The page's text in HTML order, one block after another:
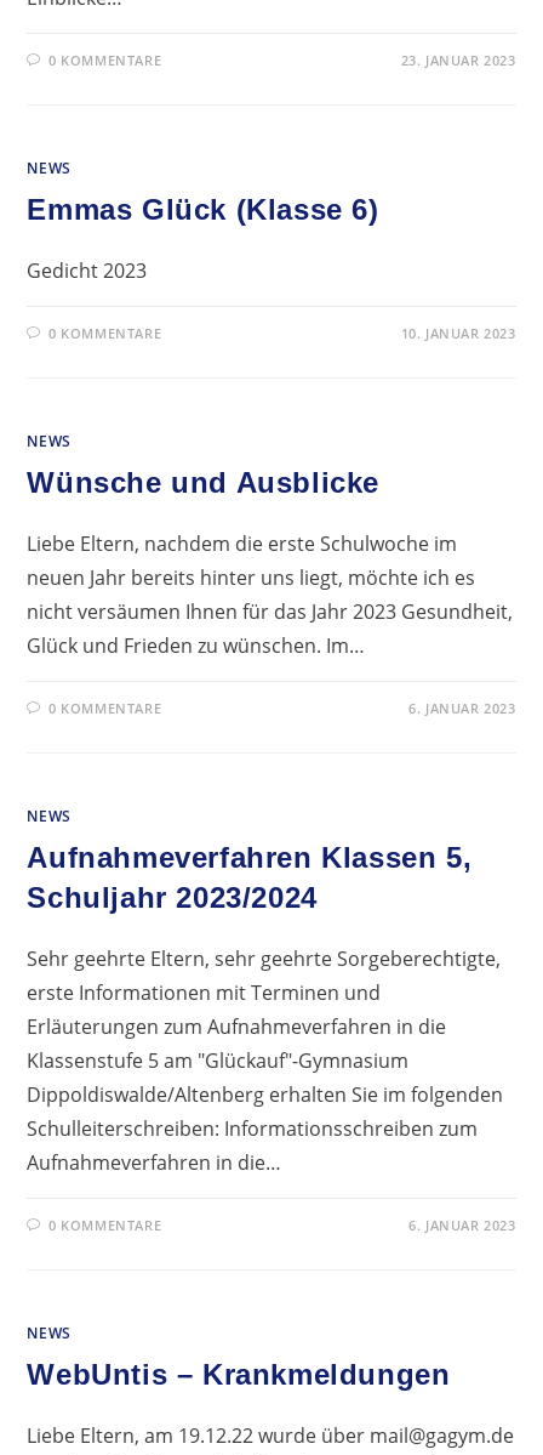
0 KOMMENTARE 23. JANUAR 2023
NEWS
Emmas Glück (Klasse 6)
Gedicht 2023
0 KOMMENTARE 10. JANUAR 2023
NEWS
Wünsche und Ausblicke
Liebe Eltern, nachdem die erste Schulwoche im
neuen Jahr bereits hinter uns liegt, möchte ich es
nicht versäumen Ihnen für das Jahr 2023 Gesundheit,
Glück und Frieden zu wünschen. Im…
0 KOMMENTARE 6. JANUAR 2023
NEWS
Aufnahmeverfahren Klassen 5,
Schuljahr 2023/2024
Sehr geehrte Eltern, sehr geehrte Sorgeberechtigte,
erste Informationen mit Terminen und
Erläuterungen zum Aufnahmeverfahren in die
Klassenstufe 5 am "Glückauf"-Gymnasium
Dippoldiswalde/Altenberg erhalten Sie im folgenden
Schulleiterschreiben: Informationsschreiben zum
Aufnahmeverfahren in die…
0 KOMMENTARE 6. JANUAR 2023
NEWS
WebUntis – Krankmeldungen
Liebe Eltern, am 19.12.22 wurde über mail@gagym.de